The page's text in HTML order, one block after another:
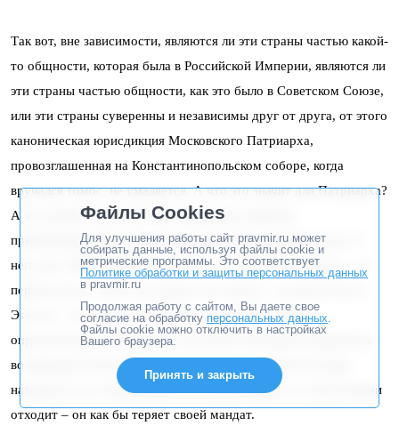
Так вот, вне зависимости, являются ли эти страны частью какой-
то общности, которая была в Российской Империи, являются ли
эти страны частью общности, как это было в Советском Союзе,
или эти страны суверенны и независимы друг от друга, от этого
каноническая юрисдикция Московского Патриарха,
провозглашенная на Константинопольском соборе, когда
вручался томос, не умаляется. А что это значит для Патриарха?
А это значит, что у него нет избранных народов,
привилегированных народов и привилегированных стран. У
него нет Табели о рангах, что вот эта страна, этот народ – на
первом месте, а вот эта страна, этот народ – на пятом месте.
Это всё – его паства. И это налагает на Патриарха
определенные ограничения, заставляет Патриарха принимать
во внимание интересы всех православных людей, которые
находятся в его юрисдикции. И если Патриарх от этой позиции
отходит – он как бы теряет своей мандат.
Файлы Cookies
Для улучшения работы сайт pravmir.ru может
собирать данные, используя файлы cookie и
метрические программы. Это соответствует
Политике обработки и защиты персональных данных
в pravmir.ru
Продолжая работу с сайтом, Вы даете свое
согласие на обработку персональных данных.
Файлы cookie можно отключить в настройках
Вашего браузера.
Принять и закрыть